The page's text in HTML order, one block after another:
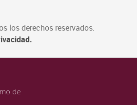
los derechos reservados.